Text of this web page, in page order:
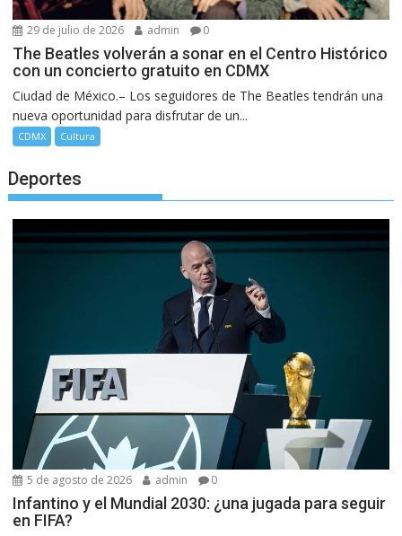
29 de julio de 2026 admin 0
The Beatles volverán a sonar en el Centro Histórico
con un concierto gratuito en CDMX
Ciudad de México.– Los seguidores de The Beatles tendrán una
nueva oportunidad para disfrutar de un...
CDMX Cultura
Deportes
5 de agosto de 2026 admin 0
Infantino y el Mundial 2030: ¿una jugada para seguir
en FIFA?